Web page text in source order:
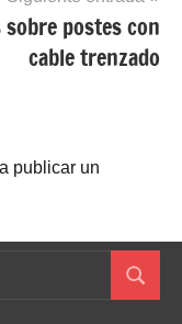
postes con
cable trenzado
publicar un
Buscar